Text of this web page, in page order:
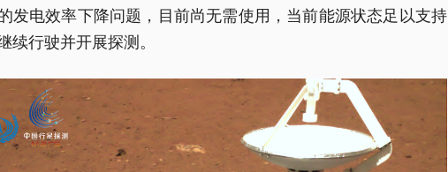
发电效率下降问题，目前尚无需使用，当前能源状态足以支持
续行驶并开展探测。